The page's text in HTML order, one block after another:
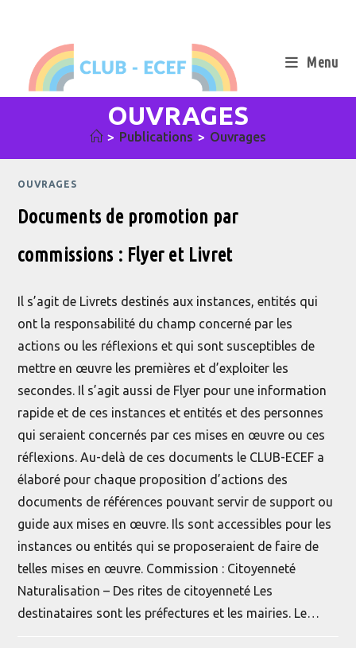
Menu
OUVRAGES
> Publications > Ouvrages
OUVRAGES
Documents de promotion par
commissions : Flyer et Livret
Il s’agit de Livrets destinés aux instances, entités qui
ont la responsabilité du champ concerné par les
actions ou les réflexions et qui sont susceptibles de
mettre en œuvre les premières et d’exploiter les
secondes. Il s’agit aussi de Flyer pour une information
rapide et de ces instances et entités et des personnes
qui seraient concernés par ces mises en œuvre ou ces
réflexions. Au-delà de ces documents le CLUB-ECEF a
élaboré pour chaque proposition d’actions des
documents de références pouvant servir de support ou
guide aux mises en œuvre. Ils sont accessibles pour les
instances ou entités qui se proposeraient de faire de
telles mises en œuvre. Commission : Citoyenneté
Naturalisation – Des rites de citoyenneté Les
destinataires sont les préfectures et les mairies. Le…